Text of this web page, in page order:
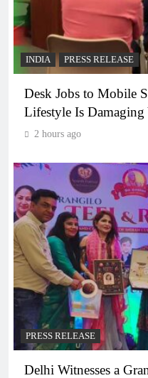
INDIA PRESS RELEASE
Desk Jobs to Mobile
Lifestyle Is Damaging
2 hours ago
PRESS RELEASE
Delhi Witnesses a